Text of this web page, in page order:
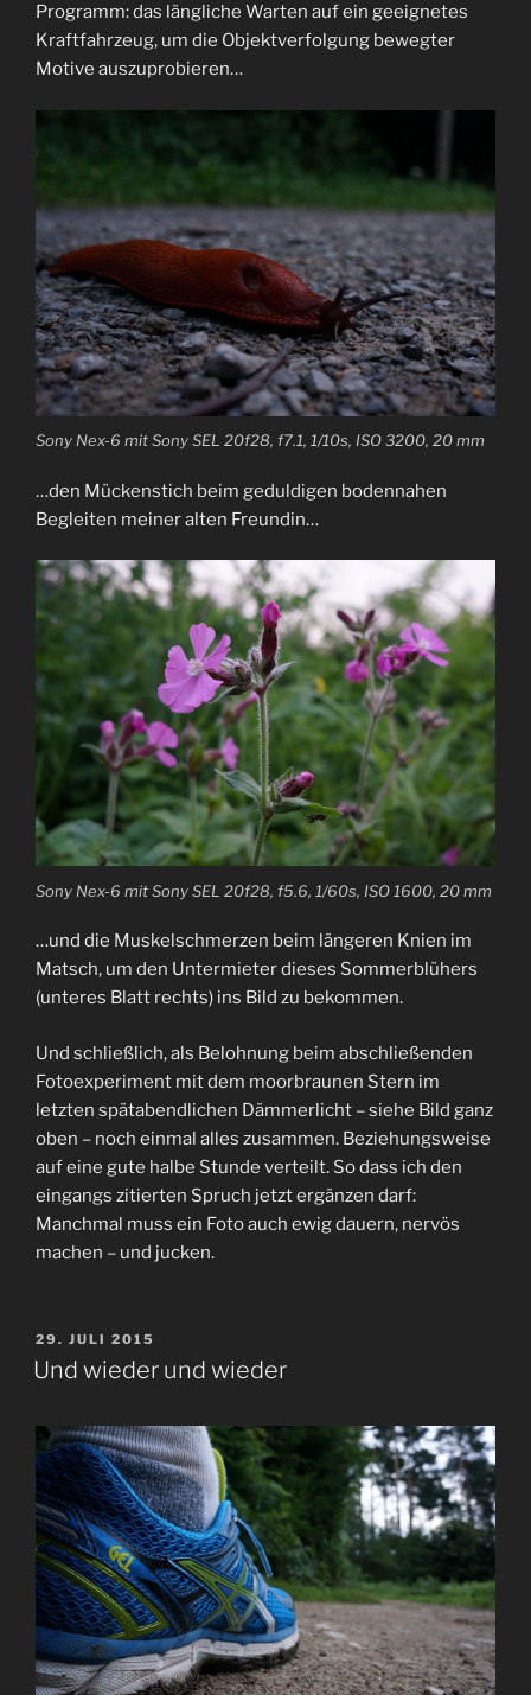
Programm: das längliche Warten auf ein geeignetes
Kraftfahrzeug, um die Objektverfolgung bewegter
Motive auszuprobieren…
Sony Nex-6 mit Sony SEL 20f28, f7.1, 1/10s, ISO 3200, 20 mm
…den Mückenstich beim geduldigen bodennahen
Begleiten meiner alten Freundin…
Sony Nex-6 mit Sony SEL 20f28, f5.6, 1/60s, ISO 1600, 20 mm
…und die Muskelschmerzen beim längeren Knien im
Matsch, um den Untermieter dieses Sommerblühers
(unteres Blatt rechts) ins Bild zu bekommen.
Und schließlich, als Belohnung beim abschließenden
Fotoexperiment mit dem moorbraunen Stern im
letzten spätabendlichen Dämmerlicht – siehe Bild ganz
oben – noch einmal alles zusammen. Beziehungsweise
auf eine gute halbe Stunde verteilt. So dass ich den
eingangs zitierten Spruch jetzt ergänzen darf:
Manchmal muss ein Foto auch ewig dauern, nervös
machen – und jucken.
VERÖFFENTLICHT
AM
29. JULI 2015
Und wieder und wieder